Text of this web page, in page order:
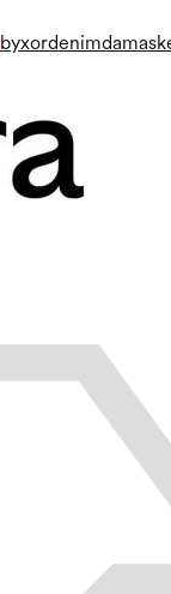
byxordenim